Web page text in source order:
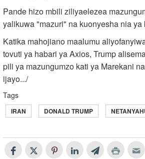
Pande hizo mbili ziliyaelezea
yalikuwa "mazuri" na kuonyesha nia ya
Katika mahojiano maalumu
tovuti ya habari ya Axios, Trump
pili ya mazungumzo kati ya Marekani
ijayo.../
Tags
IRAN DONALD TRUMP